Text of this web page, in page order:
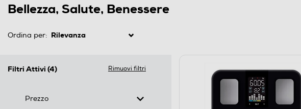
Bellezza, Salute, Benessere
Ordina per:
Filtri Attivi (4) Rimuovi filtri
Prezzo